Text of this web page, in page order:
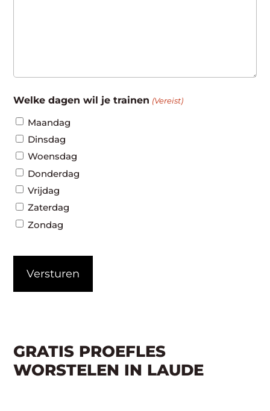
Welke dagen wil je trainen (Vereist)
Maandag
Dinsdag
Woensdag
Donderdag
Vrijdag
Zaterdag
Zondag
GRATIS PROEFLES
WORSTELEN IN LAUDE